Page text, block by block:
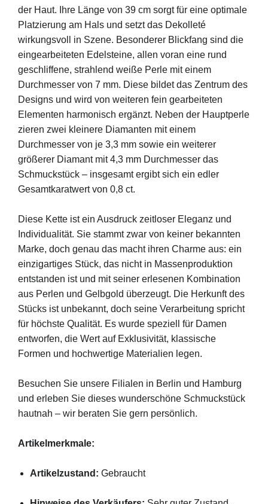
der Haut. Ihre Länge von 39 cm sorgt für eine optimale
Platzierung am Hals und setzt das Dekolleté
wirkungsvoll in Szene. Besonderer Blickfang sind die
eingearbeiteten Edelsteine, allen voran eine rund
geschliffene, strahlend weiße Perle mit einem
Durchmesser von 7 mm. Diese bildet das Zentrum des
Designs und wird von weiteren fein gearbeiteten
Elementen harmonisch ergänzt. Neben der Hauptperle
zieren zwei kleinere Diamanten mit einem
Durchmesser von je 3,3 mm sowie ein weiterer
größerer Diamant mit 4,3 mm Durchmesser das
Schmuckstück – insgesamt ergibt sich ein edler
Gesamtkaratwert von 0,8 ct.
Diese Kette ist ein Ausdruck zeitloser Eleganz und
Individualität. Sie stammt zwar von keiner bekannten
Marke, doch genau das macht ihren Charme aus: ein
einzigartiges Stück, das nicht in Massenproduktion
entstanden ist und mit seiner erlesenen Kombination
aus Perlen und Gelbgold überzeugt. Die Herkunft des
Stücks ist unbekannt, doch seine Verarbeitung spricht
für höchste Qualität. Es wurde speziell für Damen
entworfen, die Wert auf Exklusivität, klassische
Formen und hochwertige Materialien legen.
Besuchen Sie unsere Filialen in Berlin und Hamburg
und erleben Sie dieses wunderschöne Schmuckstück
hautnah – wir beraten Sie gern persönlich.
Artikelmerkmale:
Artikelzustand: Gebraucht